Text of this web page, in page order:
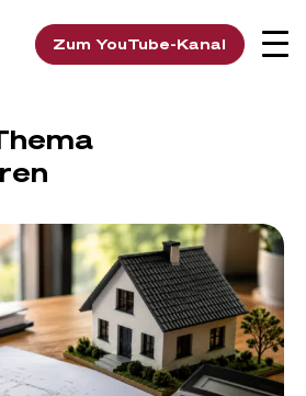
Zum YouTube-Kanal